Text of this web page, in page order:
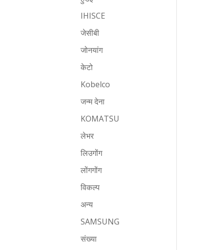
IHISCE
जेसीबी
जोनयांग
केटो
Kobelco
जन्म देना
KOMATSU
लेभर
लिउगोंग
लोंगगोंग
विकल्प
अन्य
SAMSUNG
संख्या